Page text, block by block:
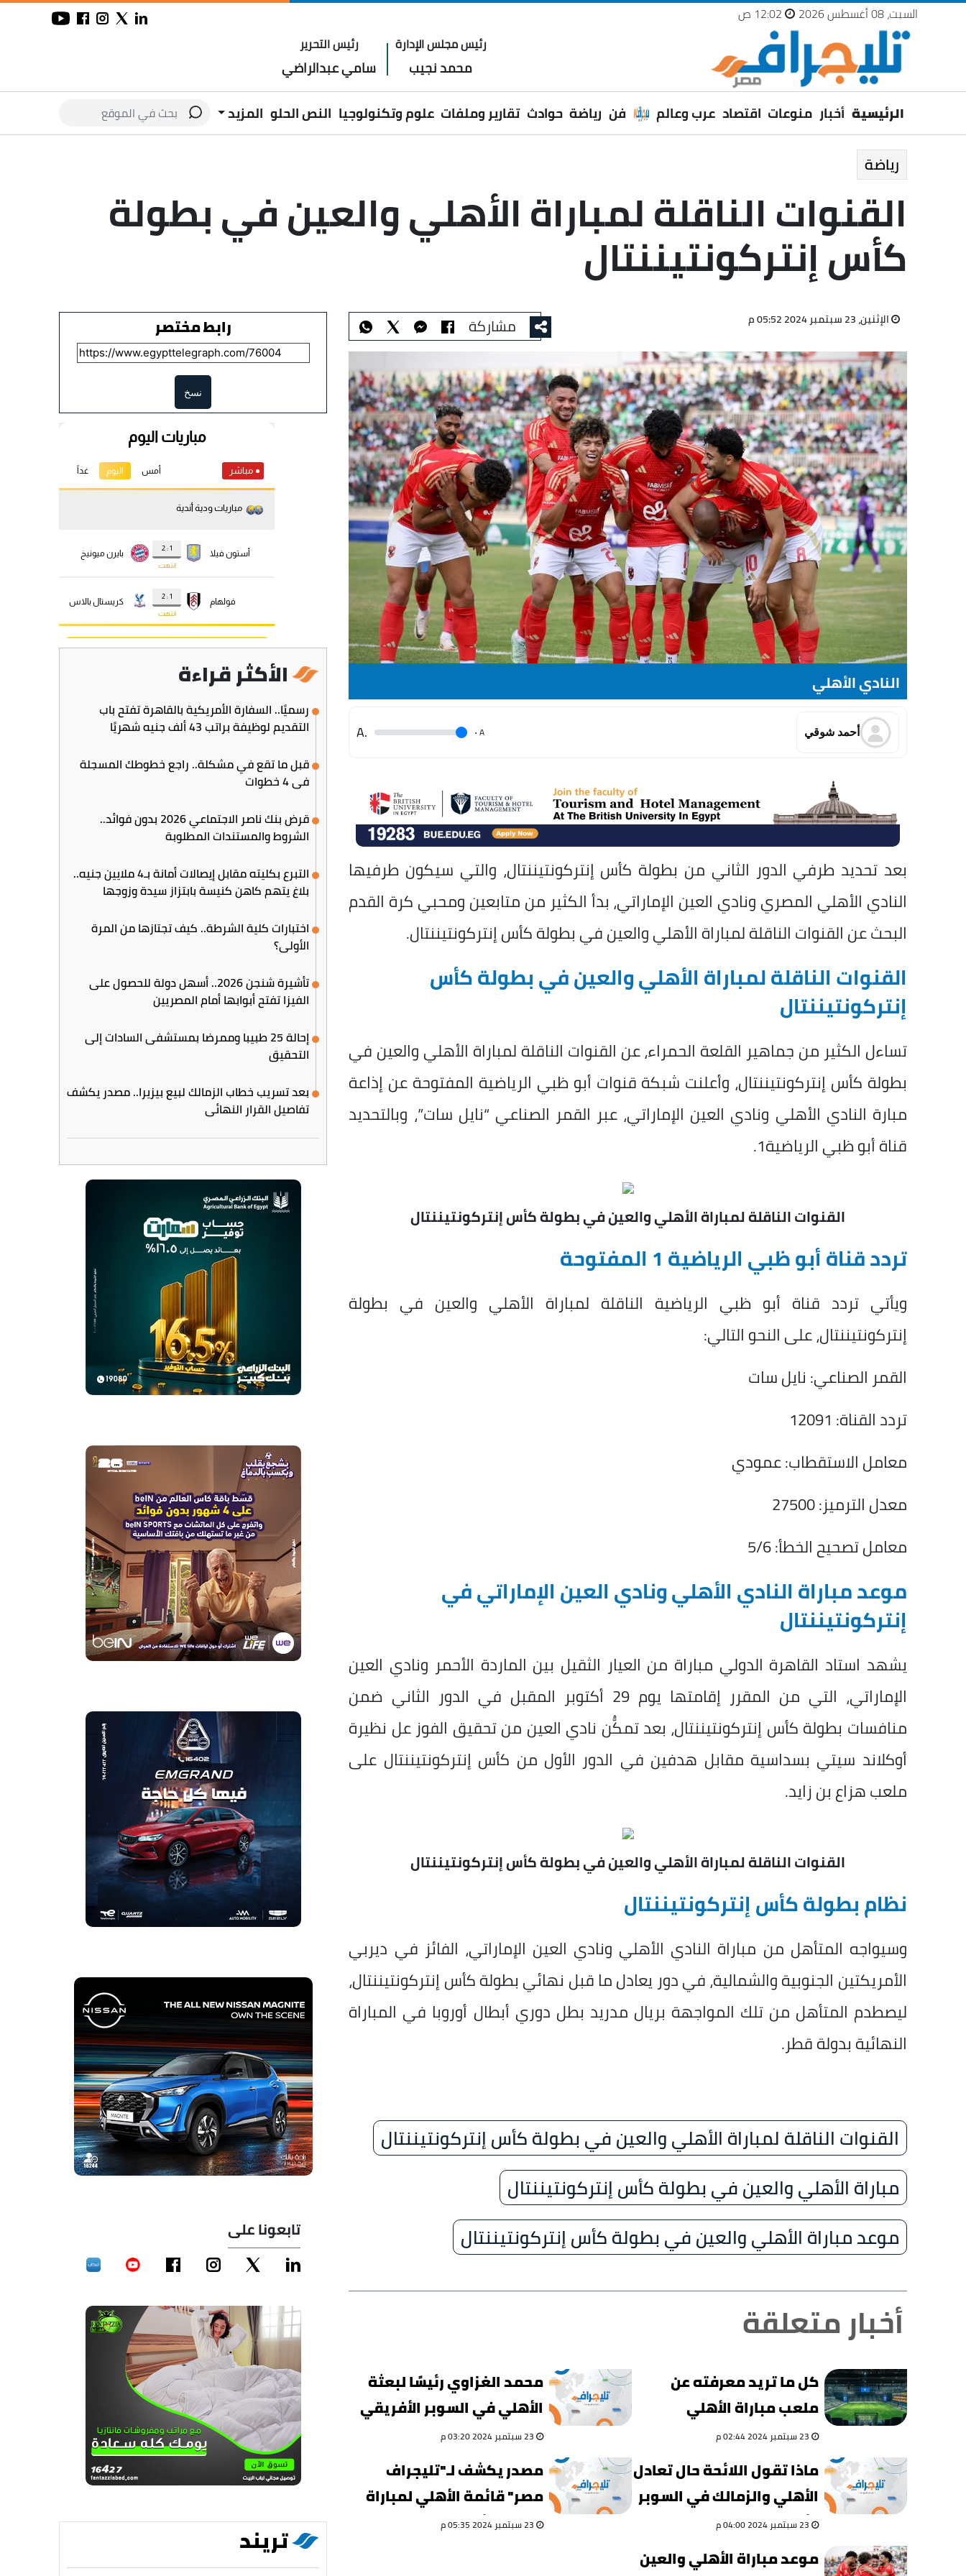
السبت، 08 أغسطس 2026
رئيس مجلس الإدارة
محمد نجيب
رئيس التحرير
سامي عبدالراضي
الرئيسية أخبار منوعات اقتصاد عرب وعالم فن رياضة حوادث تقارير وملفات علوم وتكنولوجيا النص الحلو المزيد
رياضة
القنوات الناقلة لمباراة الأهلي والعين في بطولة
كأس إنتركونتيننتال
الإثنين، 23 سبتمبر 2024 05:52 م مشاركة
النادي الأهلي
أحمد شوقي A
.
.A
بعد تحديد طرفي الدور الثاني من بطولة كأس إنتركونتيننتال، والتي سيكون طرفيها
النادي الأهلي المصري ونادي العين الإماراتي، بدأ الكثير من متابعين ومحبي كرة القدم
البحث عن القنوات الناقلة لمباراة الأهلي والعين في بطولة كأس إنتركونتيننتال.
القنوات الناقلة لمباراة الأهلي والعين في بطولة كأس
إنتركونتيننتال
تساءل الكثير من جماهير القلعة الحمراء، عنالقنوات الناقلة لمباراة الأهلي والعين في
بطولة كأس إنتركونتيننتال، وأعلنت شبكة قنوات أبو ظبي الرياضية المفتوحة عن إذاعة
مبارة النادي الأهلي ونادي العين الإماراتي، عبر القمر الصناعي “نايل سات”، وبالتحديد
قناة أبو ظبي الرياضية1.
القنوات الناقلة لمباراة الأهلي والعين في بطولة كأس إنتركونتيننتال
تردد قناة أبو ظبي الرياضية 1 المفتوحة
ويأتي تردد قناة أبو ظبي الرياضية الناقلة لمباراة الأهلي والعين في بطولة
إنتركونتيننتال، على النحو التالي:
القمر الصناعي: نايل سات
تردد القناة: 12091
معامل الاستقطاب: عمودي
معدل الترميز: 27500
معامل تصحيح الخطأ: 5/6
موعد مباراة النادي الأهلي ونادي العين الإماراتي في
إنتركونتيننتال
يشهد استاد القاهرة الدولي مباراة من العيار الثقيل بين الماردة الأحمر ونادي العين
الإماراتي، التي من المقرر إقامتها يوم
29 أكتوبر المقبل في الدور الثاني ضمن
منافسات بطولة كأس إنتركونتيننتال، بعد تمكُّن نادي العين من تحقيق الفوز عل نظيرة
أوكلاند سيتي بسداسية مقابل هدفين في الدور الأول من كأس إنتركونتيننتال على
ملعب هزاع بن زايد.
القنوات الناقلة لمباراة الأهلي والعين في بطولة كأس إنتركونتيننتال
نظام بطولة كأس إنتركونتيننتال
وسيواجه المتأهل من مباراة النادي الأهلي ونادي العين الإماراتي، الفائز في ديربي
الأمريكتين الجنوبية والشمالية، في دور يعادل ما قبل نهائي بطولة كأس إنتركونتيننتال،
ليصطدم المتأهل من تلك المواجهة بريال مدريد بطل دوري أبطال أوروبا في المباراة
النهائية بدولة قطر.
القنوات الناقلة لمباراة الأهلي والعين في بطولة كأس إنتركونتيننتال
مباراة الأهلي والعين في بطولة كأس إنتركونتيننتال
موعد مباراة الأهلي والعين في بطولة كأس إنتركونتيننتال
أخبار متعلقة
كل ما تريد معرفته عن
ملعب مباراة الأهلي
والزمالك في السوبر
الأفريقي
23 سبتمبر 2024 02:44 م
محمد الغزاوي رئيسًا لبعثة
الأهلي في السوبر الأفريقي
ماذا تقول اللائحة حال تعادل
الأهلي والزمالك في السوبر
الأفريقي؟
23 سبتمبر 2024 04:00 م
مصدر يكشف لـ"تليجراف
مصر" قائمة الأهلي لمباراة
السوبر الأفريقي
موعد مباراة الأهلي والعين
رابط مختصر
نسخ
الأكثر قراءة
رسميًا.. السفارة الأمريكية بالقاهرة تفتح باب
التقديم لوظيفة براتب 43 ألف جنيه شهريًا
قبل ما تقع في مشكلة.. راجع خطوطك المسجلة
في 4 خطوات
قرض بنك ناصر الاجتماعي 2026 بدون فوائد..
الشروط والمستندات المطلوبة
التبرع بكليته مقابل إيصالات أمانة بـ4 ملايين جنيه..
بلاغ يتهم كاهن كنيسة بابتزاز سيدة وزوجها
اختبارات كلية الشرطة.. كيف تجتازها من المرة
الأولى؟
تأشيرة شنجن 2026.. أسهل دولة للحصول على
الفيزا تفتح أبوابها أمام المصريين
إحالة 25 طبيبا وممرضا بمستشفى السادات إلى
التحقيق
بعد تسريب خطاب الزمالك لبيع بيزيرا.. مصدر يكشف
تفاصيل القرار النهائي
تابعونا على
تريند